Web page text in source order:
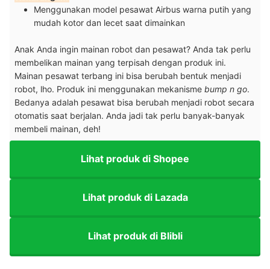
Menggunakan model pesawat Airbus warna putih yang
mudah kotor dan lecet saat dimainkan
Anak Anda ingin mainan robot dan pesawat? Anda tak perlu
membelikan mainan yang terpisah dengan produk ini.
Mainan pesawat terbang ini bisa berubah bentuk menjadi
robot, lho. Produk ini menggunakan mekanisme bump n go.
Bedanya adalah pesawat bisa berubah menjadi robot secara
otomatis saat berjalan. Anda jadi tak perlu banyak-banyak
membeli mainan, deh!
Lihat produk di Shopee
Lihat produk di Lazada
Lihat produk di Blibli